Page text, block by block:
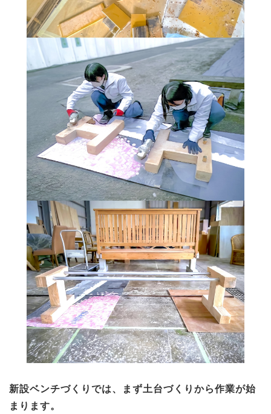
新設ベンチづくりでは、まず土台づくりから作業が始
まります。